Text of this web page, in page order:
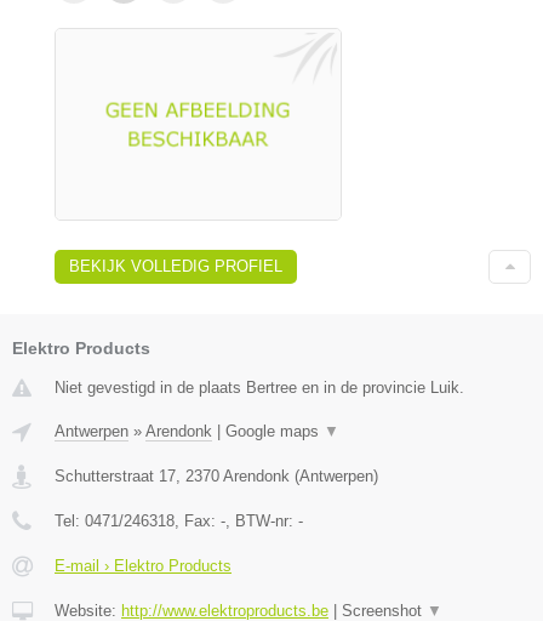
BEKIJK VOLLEDIG PROFIEL
Elektro Products
Niet gevestigd in de plaats Bertree en in de provincie Luik.
Antwerpen » Arendonk | Google maps ▼
Schutterstraat 17 2370 Arendonk (Antwerpen)
Tel: 0471/246318 , Fax: - , BTW-nr: -
E-mail › Elektro Products
Website: http://www.elektroproducts.be | Screenshot ▼